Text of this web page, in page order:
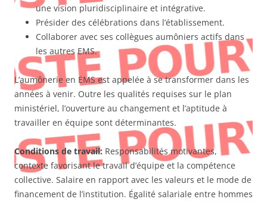
une vision pluridisciplinaire et intégrative.
Présider des célébrations dans l’établissement.
Collaborer avec ses collègues aumôniers actifs dans
les autres EMS.
L’aumônerie en EMS est appelée à se transformer dans les
années à venir. Outre les qualités requises sur le plan
ministériel, l’ouverture au changement et l’aptitude à
travailler en équipe sont déterminantes.
Conditions de travail: Responsabilités motivantes,
contexte favorisant le travail d’équipe et la compétence
collective. Salaire en rapport avec les valeurs et le mode de
financement de l’institution. Égalité salariale entre hommes